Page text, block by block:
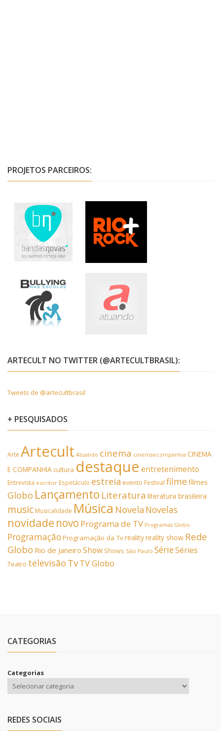
PROJETOS PARCEIROS:
ARTECULT NO TWITTER (@ARTECULTBRASIL):
Tweets de @artecultbrasil
+ PESQUISADOS
Arte Artecult Atuando cinema cinemaecompanhia CINEMA
E COMPANHIAcultura destaque entretenimento
Entrevista escritor Espetáculo estreia evento Festival filmefilmes
Globo Lançamento Literatura literatura brasileira
music Musicalidade Música Novela Novelas
novidade novo Programa de TV Programas Globo
Programação Programação da Tvrealityreality show Rede
Globo Rio de Janeiro Show Shows São Paulo SérieSéries
Teatro televisão TvTV Globo
CATEGORIAS
Categorias
REDES SOCIAIS